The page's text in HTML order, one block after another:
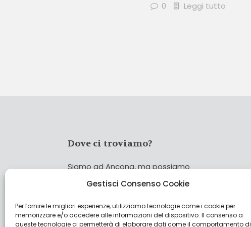
Gestisci Consenso Cookie
Per fornire le migliori esperienze, utilizziamo tecnologie come i cookie per
memorizzare e/o accedere alle informazioni del dispositivo. Il consenso a
queste tecnologie ci permetterà di elaborare dati come il comportamento di
0 Leggi tutto
Dove ci troviamo?
Siamo ad Ancona, ma possiamo
coprire tutta Italia!
Cerca
Cerca